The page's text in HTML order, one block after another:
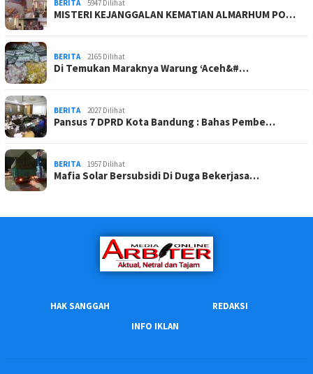
BERITA 5947 Dilihat
MISTERI KEJANGGALAN KEMATIAN ALMARHUM PO…
BERITA 2165 Dilihat
Di Temukan Maraknya Warung ‘Aceh&#…
BERITA 2027 Dilihat
Pansus 7 DPRD Kota Bandung : Bahas Pembe…
BERITA 1957 Dilihat
Mafia Solar Bersubsidi Di Duga Bekerjasa…
HAK SANGGAH
REDAKSI
INFO IKLAN